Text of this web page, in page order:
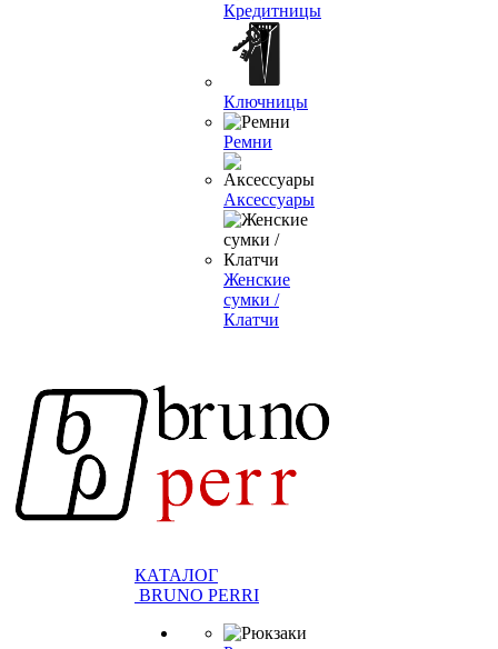
Кредитницы
Ключницы
Ремни
Аксессуары
Женские
сумки /
Клатчи
КАТАЛОГ
BRUNO PERRI